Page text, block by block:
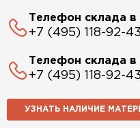
Телефон склада
+7 (495) 118-92-
Телефон склада
+7 (495) 118-92-
УЗНАТЬ НАЛИЧИЕ